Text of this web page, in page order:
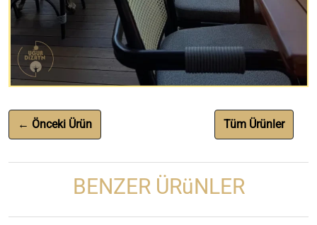
← Önceki Ürün Tüm Ürünler
BENZER ÜRüNLER